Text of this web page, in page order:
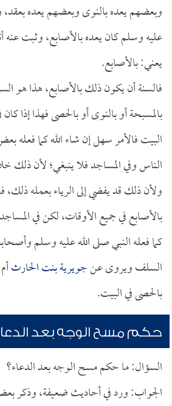
وبعضهم يعده بالنوى وبعضهم يعده بعقد،
عليه وسلم كان يعده بالأصابع، وثبت عنه
يعني: بالأصابع.
فالسنة أن يكون ذلك بالأصابع، هذا هو
بالمسبحة أو بالنوى أو بالحصى فهذا إذا
البيت فالأمر سهل إن شاء الله كما فعله
الناس وفي المساجد فلا ينبغي؛ لأن ذلك
ولأن ذلك قد يفضي إلى الرياء بعمله ذلك،
بالأصابع في جميع الأوقات، لكن في
كما فعله النبي صلى الله عليه وسلم
السلف ويروى عنجويرية بنت الحارث
بالحصى في البيت.
حكم مسح الوجه بعد
السؤال: ما حكم مسح الوجه بعد الدعاء؟
الجواب: ورد في أحاديث ضعيفة، وذكر